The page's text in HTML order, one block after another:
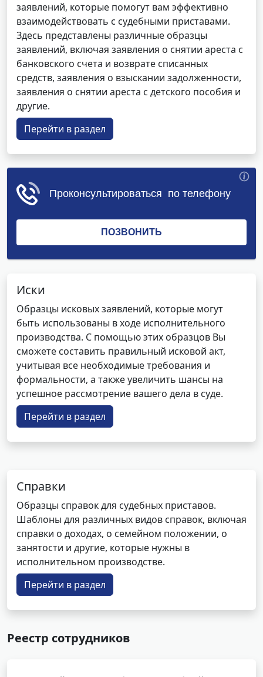
заявлений, которые помогут вам эффективно
взаимодействовать с судебными приставами.
Здесь представлены различные образцы
заявлений, включая заявления о снятии ареста с
банковского счета и возврате списанных
средств, заявления о взыскании задолженности,
заявления о снятии ареста с детского пособия и
другие.
Перейти в раздел
Иски
Образцы исковых заявлений, которые могут
быть использованы в ходе исполнительного
производства. С помощью этих образцов Вы
сможете составить правильный исковой акт,
учитывая все необходимые требования и
формальности, а также увеличить шансы на
успешное рассмотрение вашего дела в суде.
Перейти в раздел
Справки
Образцы справок для судебных приставов.
Шаблоны для различных видов справок, включая
справки о доходах, о семейном положении, о
занятости и другие, которые нужны в
исполнительном производстве.
Перейти в раздел
Реестр сотрудников